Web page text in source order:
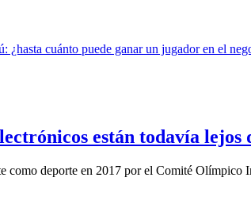
están todavía lejos
como deporte en 2017 por el Comité